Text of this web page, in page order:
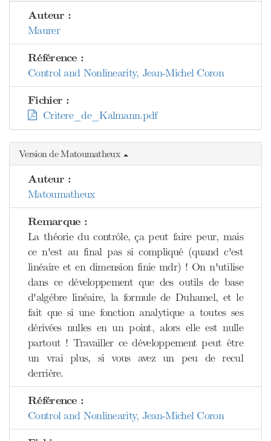
Auteur :
Maurer
Référence :
Control and Nonlinearity, Jean-Michel Coron
Fichier :
Critere_de_Kalmann.pdf
Version de Matoumatheux
Auteur :
Matoumatheux
Remarque :
La théorie du contrôle, ça peut faire peur, mais
ce n'est au final pas si compliqué (quand c'est
linéaire et en dimension finie mdr) ! On n'utilise
dans ce développement que des outils de base
d'algèbre linéaire, la formule de Duhamel, et le
fait que si une fonction analytique a toutes ses
dérivées nulles en un point, alors elle est nulle
partout ! Travailler ce développement peut être
un vrai plus, si vous avez un peu de recul
derrière.
Référence :
Control and Nonlinearity, Jean-Michel Coron